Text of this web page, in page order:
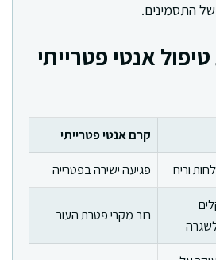
של התסמינים.
אנטי פטרייתי
קרם אנטי פטרייתי
וריח פגיעה ישירה בפטרייה
רוב מקרי פטרת העור